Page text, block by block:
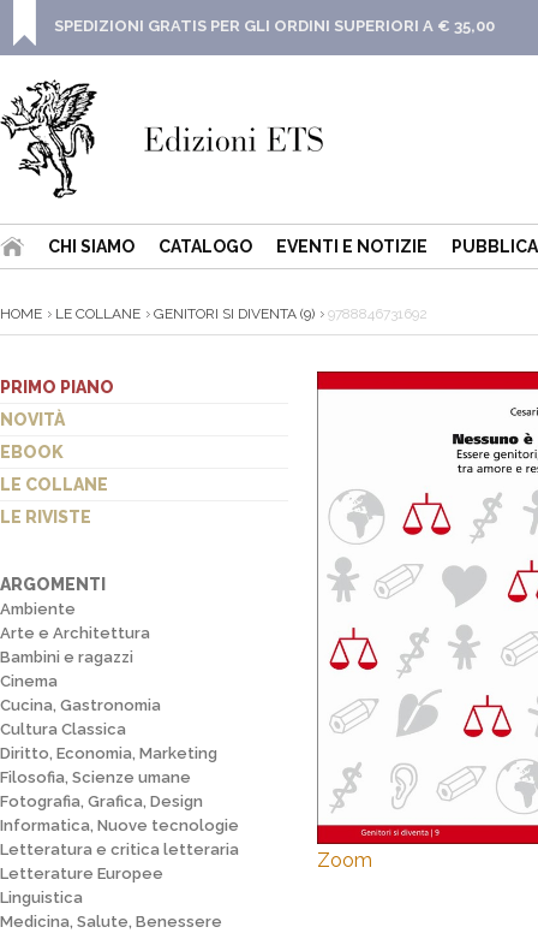
SPEDIZIONI GRATIS PER GLI ORDINI SUPERIORI A € 35,00
CHI SIAMO CATALOGO EVENTI E NOTIZIE
HOME LE COLLANE GENITORI SI DIVENTA (9) 9788846731692
PRIMO PIANO
NOVITÀ
EBOOK
LE COLLANE
LE RIVISTE
ARGOMENTI
Ambiente
Arte e Architettura
Bambini e ragazzi
Cinema
Cucina, Gastronomia
Cultura Classica
Diritto, Economia, Marketing
Filosofia, Scienze umane
Fotografia, Grafica, Design
Informatica, Nuove tecnologie
Letteratura e critica letteraria
Letterature Europee
Linguistica
Medicina, Salute, Benessere
Zoom